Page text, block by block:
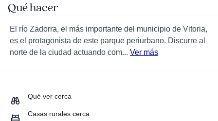
Qué hacer
El río Zadorra, el más importante del municipio de Vitoria,
es el protagonista de este parque periurbano. Discurre al
norte de la ciudad actuando com... Ver más
Qué ver cerca
Casas rurales cerca